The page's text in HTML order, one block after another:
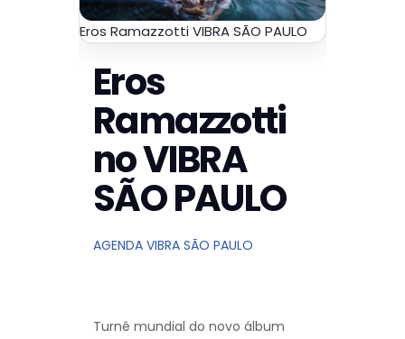
Eros Ramazzotti VIBRA SÃO PAULO
Eros
Ramazzotti
no VIBRA
SÃO PAULO
AGENDA VIBRA SÃO PAULO
Turnê mundial do novo álbum